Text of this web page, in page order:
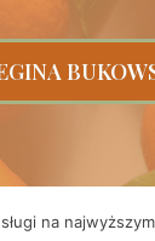
Polityka
na